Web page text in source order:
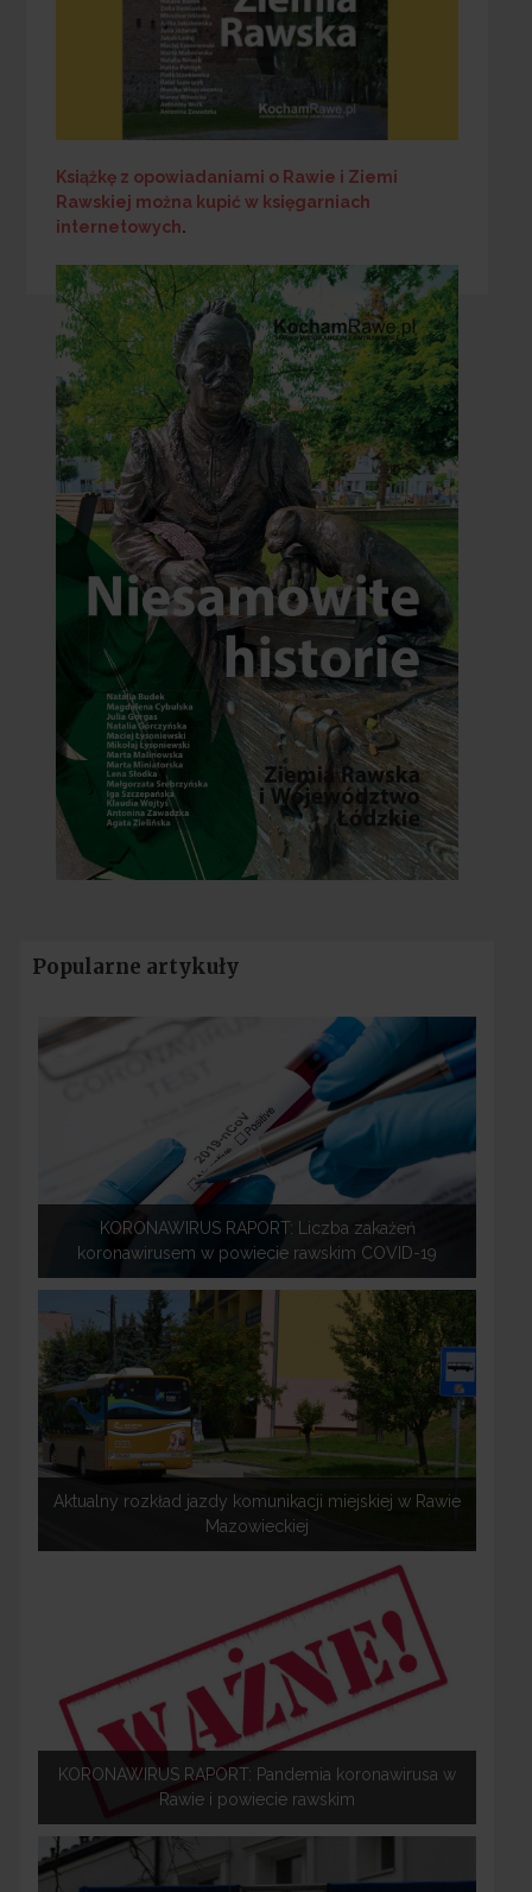
Książkę z opowiadaniami o Rawie i Ziemi
Rawskiej można kupić w księgarniach
internetowych.
Popularne artykuły
KORONAWIRUS RAPORT: Liczba zakażeń
koronawirusem w powiecie rawskim COVID-19
Aktualny rozkład jazdy komunikacji miejskiej w Rawie
Mazowieckiej
KORONAWIRUS RAPORT: Pandemia koronawirusa w
Rawie i powiecie rawskim